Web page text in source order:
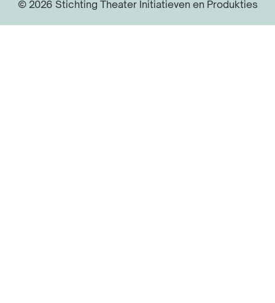
© 2026 Stichting Theater Initiatieven en Produkties